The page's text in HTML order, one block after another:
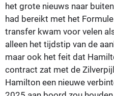
het grote nieuws naar
had bereikt met het
transfer kwam voor velen
alleen het tijdstip van de
maar ook het feit dat
contract zat met de
Hamilton een nieuwe